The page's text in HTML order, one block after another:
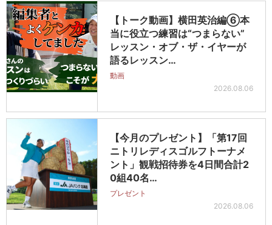
【トーク動画】横田英治編⑥本
当に役立つ練習は“つまらない”
レッスン・オブ・ザ・イヤーが
語るレッスン…
動画
2026.08.06
【今月のプレゼント】「第17回
ニトリレディスゴルフトーナメ
ント」観戦招待券を4日間合計2
0組40名…
プレゼント
2026.08.06